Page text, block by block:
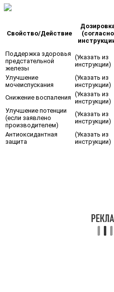
Свойство/Действие
(согласно
Поддержка здоровья
предстательной
железы
(Указать из
инструкции)
Улучшение
мочеиспускания
(Указать из
инструкции)
Снижение воспаления (Указать из
инструкции)
Улучшение потенции
(если заявлено
производителем)
(Указать из
инструкции)
Антиоксидантная
защита
(Указать из
инструкции)